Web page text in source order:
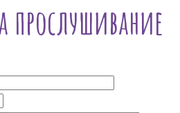
прослушивание